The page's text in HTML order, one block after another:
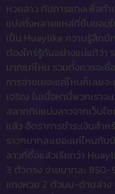
หวยลาว กับการแทงเพื่อท
แบ่งทั้งหลายแหล่ที่ชื่นชอบ
เป็น Huaylike ความรู้สึกนึ
ต้องใคร่รู้กันอย่างแน่แท้ว่า
มากแค่ไหน รวมทั้งควรจะ
การจ่ายเยอะแค่ไหนก็เลยจ
เจริญ ในเนื้อหานี้พวกเราจ
สลากกินแบ่งลาวจากเว็บไ
แล้ว อัตราการชำระเงินสำ
ราวๆบาทละเยอะแค่ไหนกั
ลาวที่ซื้อแล้วเรียกว่า
3 ตัวตรง จ่ายบาทละ
แทงหวย 2 ตัวบน-ด้านล่าง